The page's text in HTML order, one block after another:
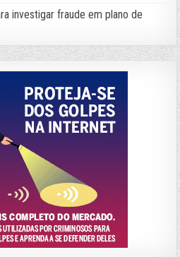
investigar fraude em plano de